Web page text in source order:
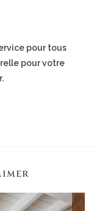
pour tous
pour votre